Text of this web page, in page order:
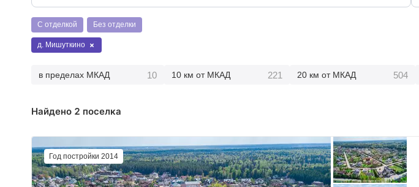
С отделкой Без отделки
д. Мишуткино
в пределах МКАД 10 10 км от МКАД 221 20 км от МКАД 504
Найдено 2 поселка
Год постройки 2014